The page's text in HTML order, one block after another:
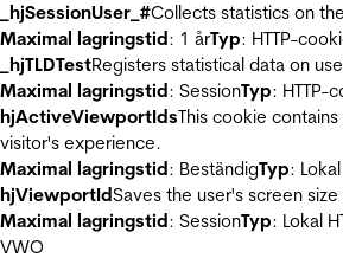
_hjSessionUser_#Collects statistics on
Maximal lagringstid: 1 årTyp: HTTP-
_hjTLDTestRegisters statistical data on
Maximal lagringstid: SessionTyp: HTTP-
hjActiveViewportIdsThis cookie
visitor's experience.
Maximal lagringstid: BeständigTyp:
hjViewportIdSaves the user's screen
Maximal lagringstid: SessionTyp: Lokal
VWO